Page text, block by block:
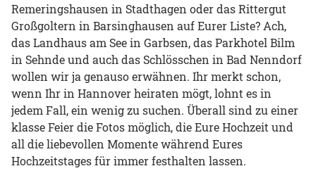
Remeringshausen in Stadthagen oder das Rittergut
Großgoltern in Barsinghausen auf Eurer Liste? Ach,
das Landhaus am See in Garbsen, das Parkhotel Bilm
in Sehnde und auch das Schlösschen in Bad Nenndorf
wollen wir ja genauso erwähnen. Ihr merkt schon,
wenn Ihr in Hannover heiraten mögt, lohnt es in
jedem Fall, ein wenig zu suchen. Überall sind zu einer
klasse Feier die Fotos möglich, die Eure Hochzeit und
all die liebevollen Momente während Eures
Hochzeitstages für immer festhalten lassen.